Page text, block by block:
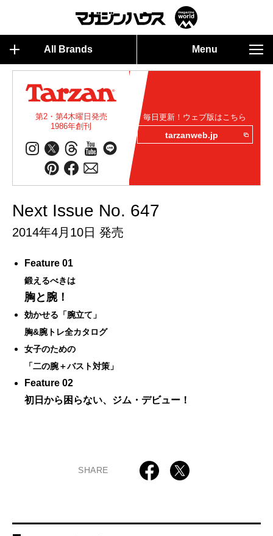
All Brands Menu
第2・第4木曜日発売
1986年創刊
毎日更新！ウェブ版はこちら
tarzanweb.jp
Next Issue No. 647
2014年4月10日 発売
Feature 01
鍛えるべきは
胸と腕！
効かせる「腕立て」
胸&腕トレ全カタログ
女子のための
「二の腕＋バスト対策」
Feature 02
初日から困らない、ジム・デビュー！
SHARE